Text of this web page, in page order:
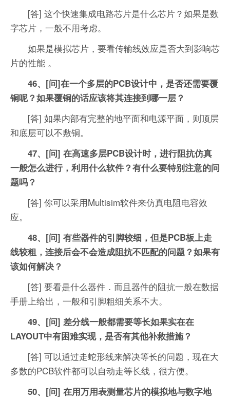
[答] 这个快速集成电路芯片是什么芯片？如果是数
字芯片，一般不用考虑。
如果是模拟芯片，要看传输线效应是否大到影响芯
片的性能 。
46、[问]在一个多层的PCB设计中，是否还需要覆
铜呢？如果覆铜的话应该将其连接到哪一层？
[答] 如果内部有完整的地平面和电源平面，则顶层
和底层可以不敷铜。
47、[问] 在高速多层PCB设计时，进行阻抗仿真
一般怎么进行，利用什么软件？有什么要特别注意的问
题吗？
[答] 你可以采用Multisim软件来仿真电阻电容效
应。
48、[问] 有些器件的引脚较细，但是PCB板上走
线较粗，连接后会不会造成阻抗不匹配的问题？如果有
该如何解决？
[答] 要看是什么器件．而且器件的阻抗一般在数据
手册上给出，一般和引脚粗细关系不大。
49、[问] 差分线一般都需要等长如果实在在
LAYOUT中有困难实现，是否有其他补救措施？
[答] 可以通过走蛇形线来解决等长的问题，现在大
多数的PCB软件都可以自动走等长线，很方便。
50、[问] 在用万用表测量芯片的模拟地与数字地